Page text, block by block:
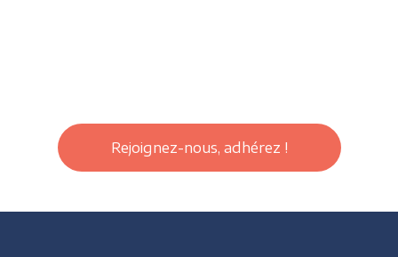
Rejoignez-nous, adhérez !